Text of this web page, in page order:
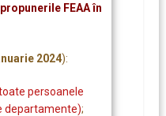
FEAA în
2024):
persoanele
departamente);